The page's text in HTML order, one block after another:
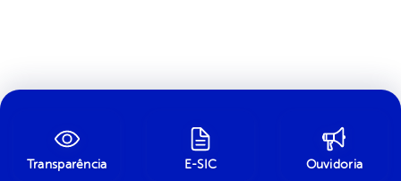
Transparência E-SIC Ouvidoria